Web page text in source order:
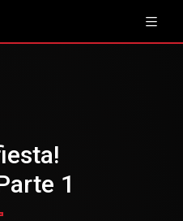
1